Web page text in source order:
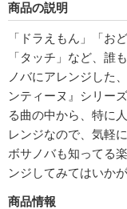
商品の説明
「ドラえもん」「お
「タッチ」など、誰
ノバにアレンジした
ンティーヌ』シリー
る曲の中から、特に
レンジなので、気軽
ボサノバも知ってる
ンジしてみてはいか
商品情報